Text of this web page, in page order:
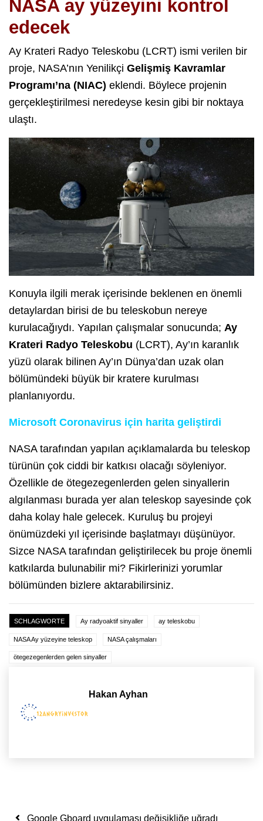
NASA ay yüzeyini kontrol
edecek
Ay Krateri Radyo Teleskobu (LCRT) ismi verilen bir
proje, NASA’nın Yenilikçi Gelişmiş Kavramlar
Programı’na (NIAC) eklendi. Böylece projenin
gerçekleştirilmesi neredeyse kesin gibi bir noktaya
ulaştı.
Konuyla ilgili merak içerisinde beklenen en önemli
detaylardan birisi de bu teleskobun nereye
kurulacağıydı. Yapılan çalışmalar sonucunda; Ay
Krateri Radyo Teleskobu (LCRT), Ay’ın karanlık
yüzü olarak bilinen Ay’ın Dünya’dan uzak olan
bölümündeki büyük bir kratere kurulması
planlanıyordu.
Microsoft Coronavirus için harita geliştirdi
NASA tarafından yapılan açıklamalarda bu teleskop
türünün çok ciddi bir katkısı olacağı söyleniyor.
Özellikle de ötegezegenlerden gelen sinyallerin
algılanması burada yer alan teleskop sayesinde çok
daha kolay hale gelecek. Kuruluş bu projeyi
önümüzdeki yıl içerisinde başlatmayı düşünüyor.
Sizce NASA tarafından geliştirilecek bu proje önemli
katkılarda bulunabilir mi? Fikirlerinizi yorumlar
bölümünden bizlere aktarabilirsiniz.
SCHLAGWORTE Ay radyoaktif sinyaller ay teleskobu
NASA Ay yüzeyine teleskop NASA çalışmaları
ötegezegenlerden gelen sinyaller
Hakan Ayhan
Yazı dolaşımı
Google Gboard uygulaması değişikliğe uğradı